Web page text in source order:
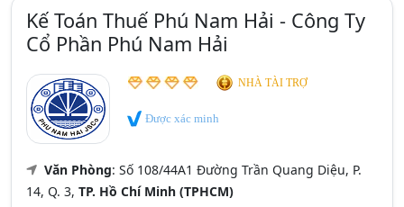
Kế Toán Thuế Phú Nam Hải - Công Ty
Cổ Phần Phú Nam Hải
NHÀ TÀI TRỢ
Được xác minh
Văn Phòng: Số 108/44A1 Đường Trần Quang Diệu, P.
14, Q. 3, TP. Hồ Chí Minh (TPHCM)